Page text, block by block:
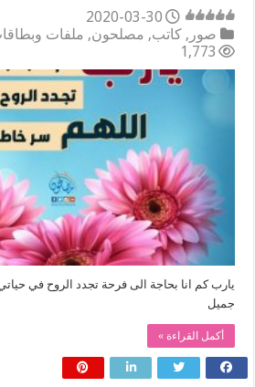
2020-03-30
صور , كاتب, مصلحون, ملفات
1,773
يارب كم انا بحاجة الى فرحة تجدد الروح في
جميل
أكمل القراءة »